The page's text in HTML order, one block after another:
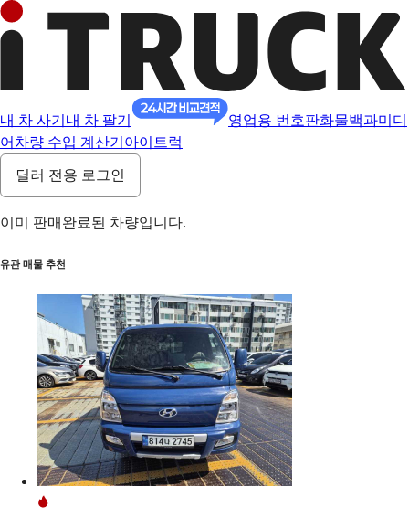
내 차 사기 내 차 팔기 영업용 번호판화물백과미디
어 차량 수입 계산기 아이트럭
딜러 전용 로그인
이미 판매완료된 차량입니다.
유관 매물 추천